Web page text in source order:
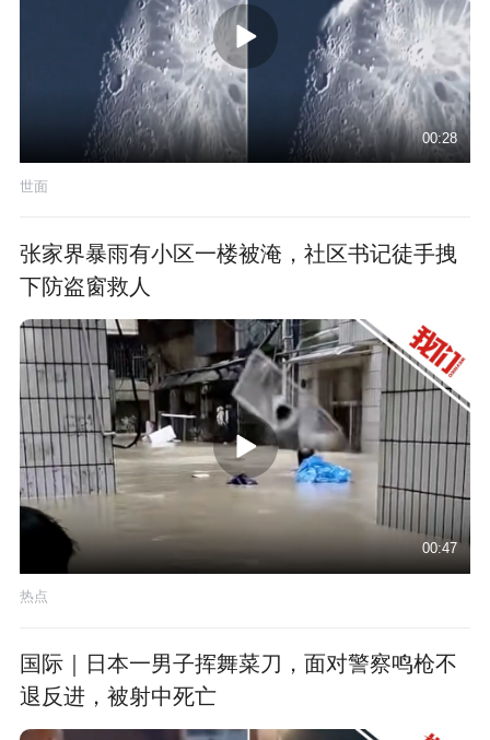
00:28
世面
张家界暴雨有小区一楼被淹，社区书记徒手拽
下防盗窗救人
00:47
热点
国际｜日本一男子挥舞菜刀，面对警察鸣枪不
退反进，被射中死亡